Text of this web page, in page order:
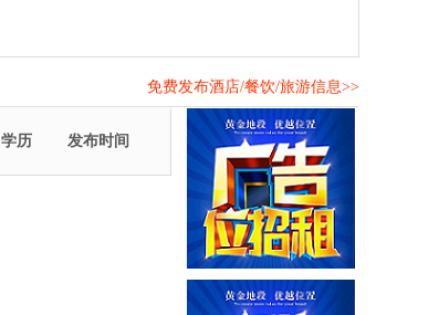
免费发布酒店/餐饮/旅游信息>>
发布时间
学历